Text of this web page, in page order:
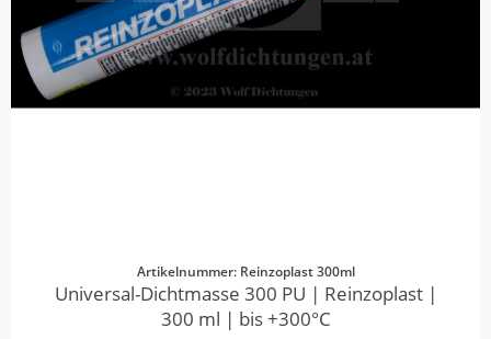
Artikelnummer: Reinzoplast 300ml
Universal-Dichtmasse 300 PU | Reinzoplast |
300 ml | bis +300°C